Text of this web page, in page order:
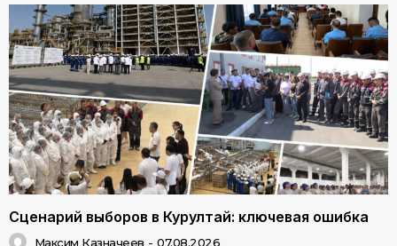
Сценарий выборов в Курултай: ключевая ошибка
Максим Казначеев - 07.08.2026